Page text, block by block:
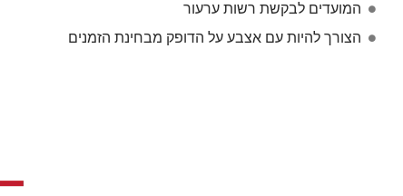
המועדים לבקשת רשות ערעור
הצורך להיות עם אצבע על הדופק מבחינת הזמנים